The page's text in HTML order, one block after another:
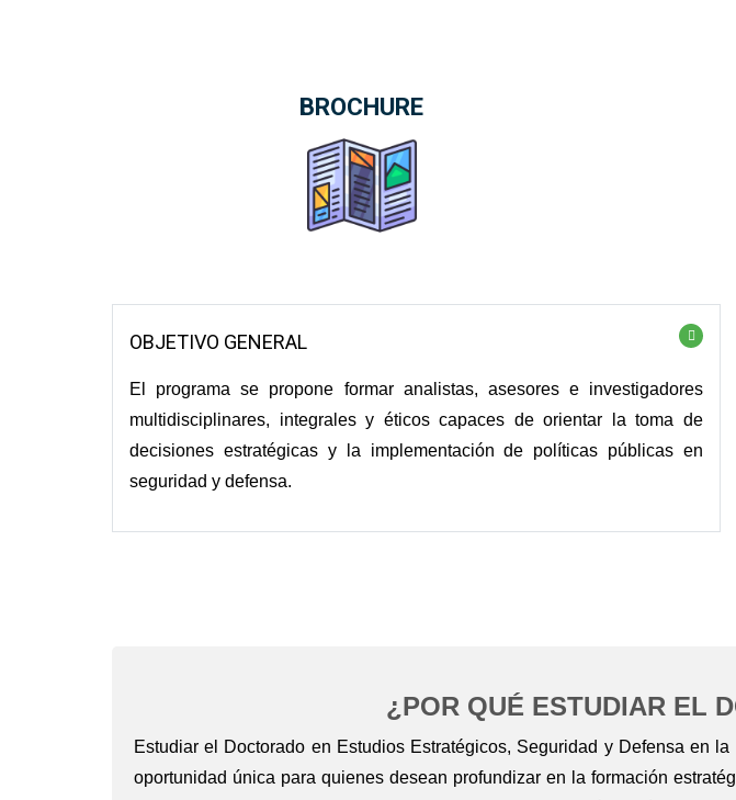
BROCHURE
OBJETIVO GENERAL
El programa se propone formar analistas, asesores e investigadores
multidisciplinares, integrales y éticos capaces de orientar la toma de
decisiones estratégicas y la implementación de políticas públicas en
seguridad y defensa.
¿POR QUÉ ESTUDIAR EL
Estudiar el Doctorado en Estudios Estratégicos, Seguridad y Defensa en
oportunidad única para quienes desean profundizar en la formación